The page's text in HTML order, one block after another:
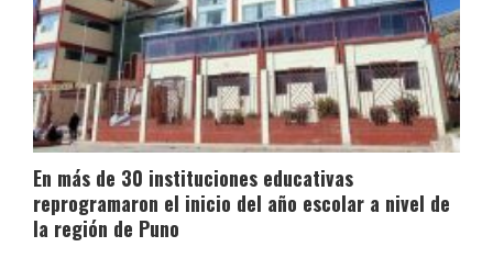
En más de 30 instituciones educativas
reprogramaron el inicio del año escolar a nivel de
la región de Puno